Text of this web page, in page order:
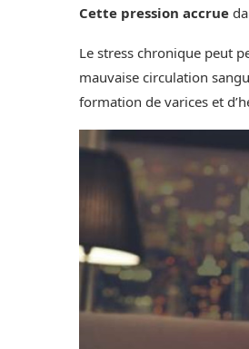
Cette pression accrue
Le stress chronique peut
mauvaise circulation
formation de varices et